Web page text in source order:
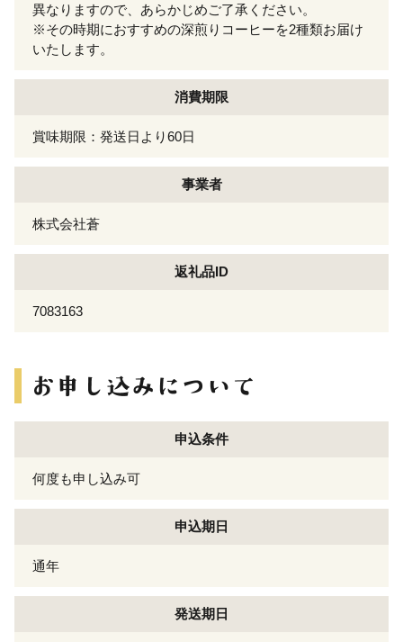
異なりますので、あらかじめご了承ください。
※その時期におすすめの深煎りコーヒーを2種類お届け
いたします。
消費期限
賞味期限：発送日より60日
事業者
株式会社蒼
返礼品ID
7083163
申込条件
何度も申し込み可
申込期日
通年
発送期日